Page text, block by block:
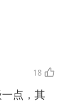
18
点，其